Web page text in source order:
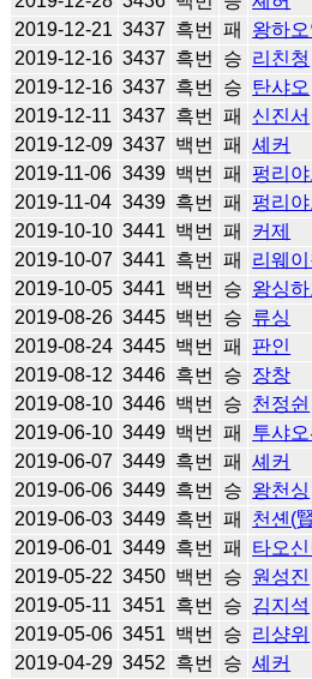
2019-12-21 3437 흑번 패 왕하
2019-12-16 3437 흑번 승 리친청
2019-12-16 3437 흑번 승 탄샤오
2019-12-11 3437 흑번 패 신진서
2019-12-09 3437 백번 패 셰커
2019-11-06 3439 백번 패 펑리야
2019-11-04 3439 흑번 패 펑리야
2019-10-10 3441 백번 패 커제
2019-10-07 3441 흑번 패 리웨이
2019-10-05 3441 백번 승 왕싱하
2019-08-26 3445 백번 승 류싱
2019-08-24 3445 백번 패 판인
2019-08-12 3446 흑번 승 장창
2019-08-10 3446 백번 승 천정쉰
2019-06-10 3449 백번 패 투샤오
2019-06-07 3449 흑번 패 셰커
2019-06-06 3449 흑번 승 왕천싱
2019-06-03 3449 흑번 패 천셴(
2019-06-01 3449 흑번 패 타오
2019-05-22 3450 백번 승 원성진
2019-05-11 3451 흑번 승 김지석
2019-05-06 3451 백번 승 리샹위
2019-04-29 3452 흑번 승 셰커